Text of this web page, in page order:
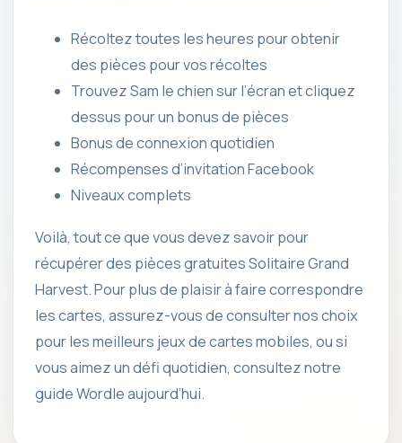
Récoltez toutes les heures pour obtenir
des pièces pour vos récoltes
Trouvez Sam le chien sur l’écran et cliquez
dessus pour un bonus de pièces
Bonus de connexion quotidien
Récompenses d’invitation Facebook
Niveaux complets
Voilà, tout ce que vous devez savoir pour
récupérer des pièces gratuites Solitaire Grand
Harvest. Pour plus de plaisir à faire correspondre
les cartes, assurez-vous de consulter nos choix
pour les meilleurs jeux de cartes mobiles, ou si
vous aimez un défi quotidien, consultez notre
guide Wordle aujourd’hui.